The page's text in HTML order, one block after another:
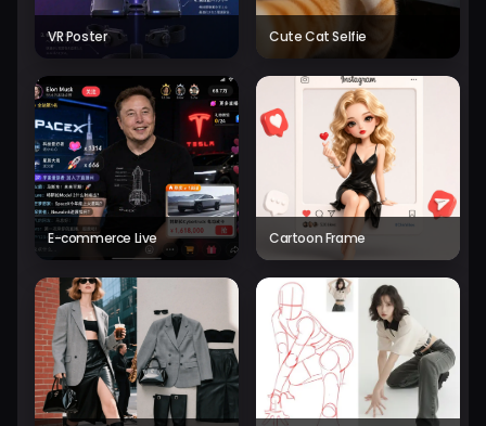
VR Poster Cute Cat Selfie
E-commerce Live Cartoon Frame